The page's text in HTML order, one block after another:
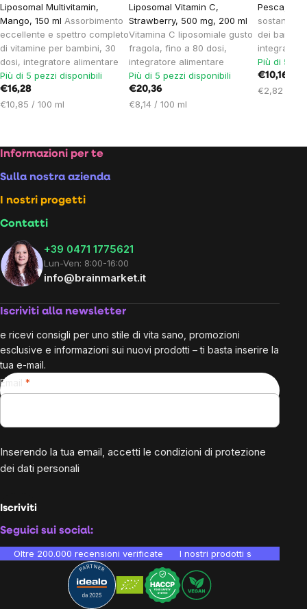
Liposomal Multivitamin,
Mango, 150 ml Assorbimento
eccellente e spettro completo
di vitamine per bambini, 30
dosi, integratore alimentare
Più di 5 pezzi disponibili
€16,28
Prezzo
€10,85 / 100 ml
Liposomal Vitamin C,
Strawberry, 500 mg, 200 ml
Vitamina C liposomiale gusto
fragola, fino a 80 dosi,
integratore alimentare
Più di 5 pezzi disponibili
€20,36
Prezzo
€8,14 / 100 ml
Pesca,
sostanze
dei
Più di 5
€10,16
Prezzo
€2,82 /
Footer
Informazioni per te
Sulla nostra azienda
I nostri progetti
Contatti
+39 0471 1775621
Lun-Ven: 8:00-16:00
info@brainmarket.it
Iscriviti alla newsletter
e ricevi consigli per uno stile di vita sano, promozioni
esclusive e informazioni sui nuovi prodotti – ti basta inserire la
tua e-mail.
Email
Inserendo la tua email, accetti le condizioni di protezione
dei dati personali
Iscriviti
Seguici sui social:
Oltre 200.000 recensioni verificate I nostri prodotti sono testati